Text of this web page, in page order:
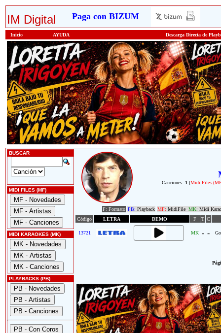
IM Digital Paga con BIZUM
Inicio AYUDA Descarga Directa de
BUSCAR
MIDI FILES (MF)
MIDI KARAOKES (MK)
PLAYBACKS (PB)
Canciones: 1 (Midi Files
F: Formato PB: Playback MF: MidiFile MK: Midi
Código
LETRA DEMO F T C
13721 MK - -